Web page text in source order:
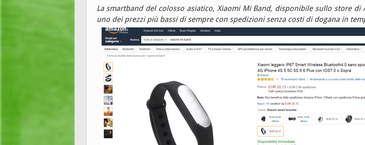
La smartband del colosso asiatico, Xiaomi Mi Band, disponibile sullo store di
uno dei prezzi più bassi di sempre con spedizioni senza costi di dogana in